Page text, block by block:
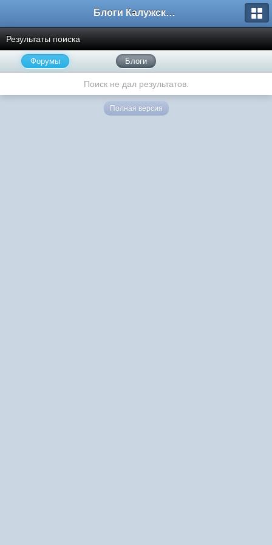
Блоги Калужского перекрестка
Результаты поиска
Форумы Блоги
Поиск не дал результатов.
Полная версия